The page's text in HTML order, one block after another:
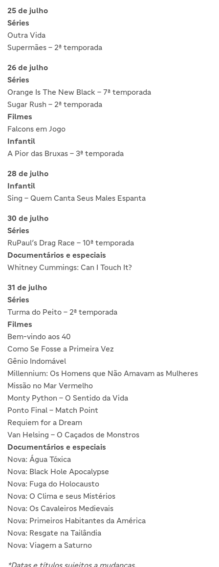
25 de julho
Séries
Outra Vida
Supermães – 2ª temporada
26 de julho
Séries
Orange Is The New Black – 7ª temporada
Sugar Rush – 2ª temporada
Filmes
Falcons em Jogo
Infantil
A Pior das Bruxas – 3ª temporada
28 de julho
Infantil
Sing – Quem Canta Seus Males Espanta
30 de julho
Séries
RuPaul’s Drag Race – 10ª temporada
Documentários e especiais
Whitney Cummings: Can I Touch It?
31 de julho
Séries
Turma do Peito – 2ª temporada
Filmes
Bem-vindo aos 40
Como Se Fosse a Primeira Vez
Gênio Indomável
Millennium: Os Homens que Não Amavam as Mulheres
Missão no Mar Vermelho
Monty Python – O Sentido da Vida
Ponto Final – Match Point
Requiem for a Dream
Van Helsing – O Caçados de Monstros
Documentários e especiais
Nova: Água Tóxica
Nova: Black Hole Apocalypse
Nova: Fuga do Holocausto
Nova: O Clima e seus Mistérios
Nova: Os Cavaleiros Medievais
Nova: Primeiros Habitantes da América
Nova: Resgate na Tailândia
Nova: Viagem a Saturno
*Datas e títulos sujeitos a mudanças.